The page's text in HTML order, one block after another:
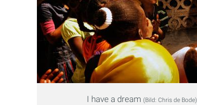
I have a dream (Bild: Chris de Bode)